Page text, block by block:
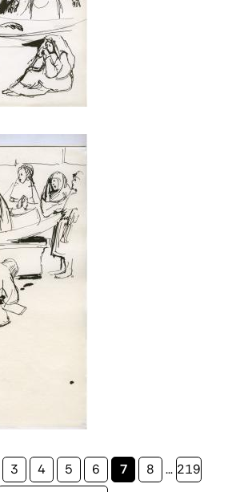
Page
3 Page
4 Page
5 Page
6
Page
7 Page
8 … Page
219